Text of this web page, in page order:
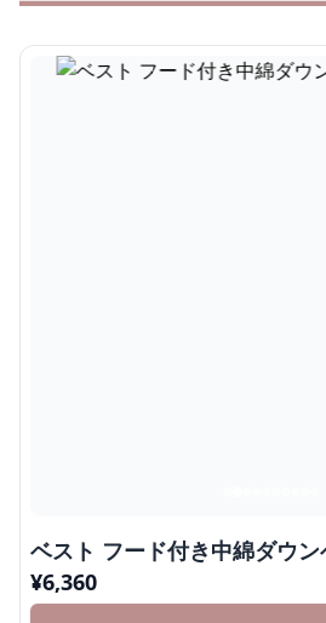
ベスト フード付き中綿ダウン
¥6,360